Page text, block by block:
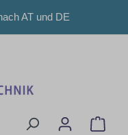
AT und DE